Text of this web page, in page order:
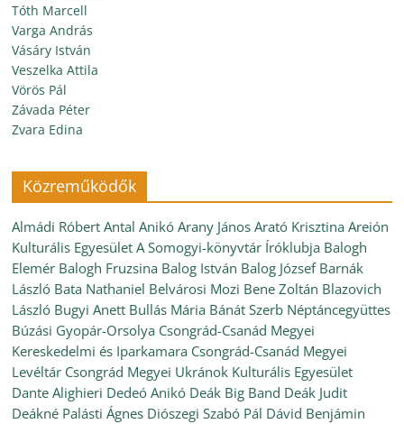
Tóth Marcell
Varga András
Vásáry István
Veszelka Attila
Vörös Pál
Závada Péter
Zvara Edina
Közreműködők
Almádi Róbert Antal Anikó Arany János Arató Krisztina Areión
Kulturális Egyesület A Somogyi-könyvtár Íróklubja Balogh
Elemér Balogh Fruzsina Balog István Balog József Barnák
László Bata Nathaniel Belvárosi Mozi Bene Zoltán Blazovich
László Bugyi Anett Bullás Mária Bánát Szerb Néptáncegyüttes
Búzási Gyopár-Orsolya Csongrád-Csanád Megyei
Kereskedelmi és Iparkamara Csongrád-Csanád Megyei
Levéltár Csongrád Megyei Ukránok Kulturális Egyesület
Dante Alighieri Dedeó Anikó Deák Big Band Deák Judit
Deákné Palásti Ágnes Diószegi Szabó Pál Dávid Benjámin